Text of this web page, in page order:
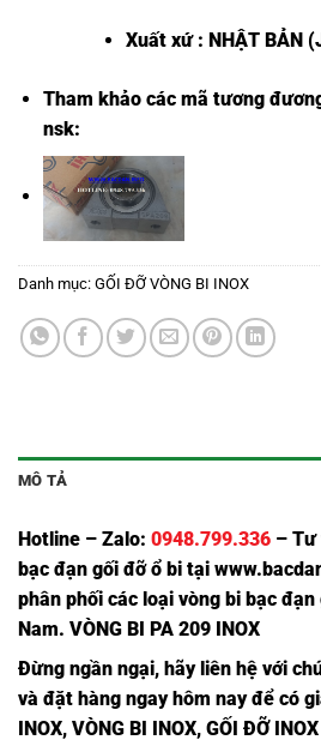
Xuất xứ : NHẬT BẢN
Tham khảo các mã tương
nsk:
Danh mục: GỐI ĐỠ VÒNG BI INOX
MÔ TẢ
Hotline – Zalo: 0948.799.336 – Tư
bạc đạn gối đỡ ổ bi tại
phân phối các loại vòng bi bạc đạn
Nam. VÒNG BI PA 209 INOX
Đừng ngần ngại, hãy liên hệ với
và đặt hàng ngay hôm nay để có
INOX, VÒNG BI INOX, GỐI ĐỠ INOX